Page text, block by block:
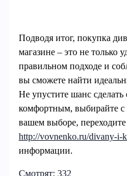
Подводя итог, покупка
магазине – это не только
правильном подходе и
вы сможете найти
Не упустите шанс
комфортным, выбирайте с
вашем выборе,
http://vovnenko.ru/divany-i-
информации.
Смотрят: 332